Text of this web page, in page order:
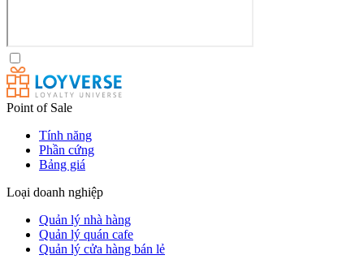
Point of Sale
Tính năng
Phần cứng
Bảng giá
Loại doanh nghiệp
Quản lý nhà hàng
Quản lý quán cafe
Quản lý cửa hàng bán lẻ